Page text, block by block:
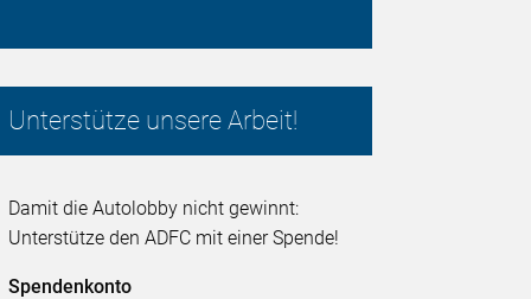
Unterstütze unsere Arbeit!
Damit die Autolobby nicht gewinnt:
Unterstütze den ADFC mit einer Spende!
Spendenkonto